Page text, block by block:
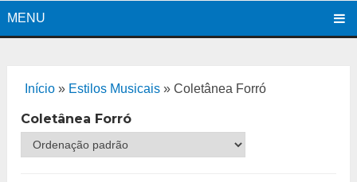
MENU
Início » Estilos Musicais »Coletânea Forró
Coletânea Forró